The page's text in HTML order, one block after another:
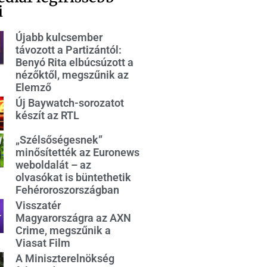
Újabb kulcsember
távozott a Partizántól:
Benyó Rita elbúcsúzott a
nézőktől, megszűnik az
Elemző
Új Baywatch-sorozatot
készít az RTL
„Szélsőségesnek”
minősítették az Euronews
weboldalát – az
olvasókat is büntethetik
Fehéroroszországban
Visszatér
Magyarországra az AXN
Crime, megszűnik a
Viasat Film
A Miniszterelnökség